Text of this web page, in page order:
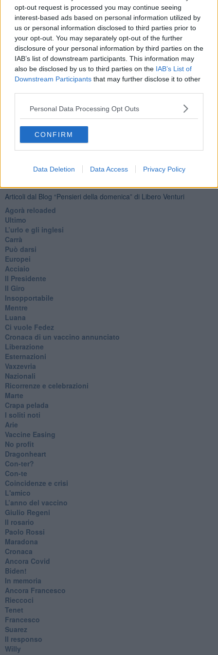
opt-out request is processed you may continue seeing
interest-based ads based on personal information utilized by
us or personal information disclosed to third parties prior to
your opt-out. You may separately opt-out of the further
disclosure of your personal information by third parties on the
IAB’s list of downstream participants. This information may
also be disclosed by us to third parties on the IAB’s List of
Downstream Participants that may further disclose it to other
Personal Data Processing Opt Outs
CONFIRM
Data Deletion Data Access Privacy Policy
afferma pienamente l’una se manca l’altra. Bisognerebbe
ricordarselo in seguito, magari pensarci un po’ meglio, prima di
affidarci agli agitatori destrorsi di turno. Buona domenica e buona
Pontedera, 25 Marzo 2018
Libero Venturi
Se vuoi leggere le notizie principali della Toscana iscriviti alla
Newsletter QUInews - ToscanaMedia.
Ti potrebbe interessare anche:
Articoli dal Blog “Pensieri della domenica” di Libero Venturi
​Agorà reloaded
Ultimo
​L’urlo e gli inglesi
Carrà
Può darsi
Europei
Acciaio
Il Presidente
​Il Giro
Insopportabile
​Mentre
Luana
​Ci vuole Fedez
​Cronaca di un vaccino annunciato
​Liberazione
Esternazioni
Vaxzevria
Nazionali
​Ricorrenze e celebrazioni
Marte
​Crapa pelada
​I soliti noti
Arie
​Vaccine Easing
No profit
Dragonheart
Con-ter?
​Con-te
Coincidenze e crisi
L'amico
​L’anno del vaccino
Giulio Regeni
​Il rosario
Paolo Rossi
Maradona
Cronaca
​Ancora Covid
​Biden!
In memoria
​Ancora Francesco
Rieccoci
Tenet
Francesco
Suarez
​Il responso
Willy